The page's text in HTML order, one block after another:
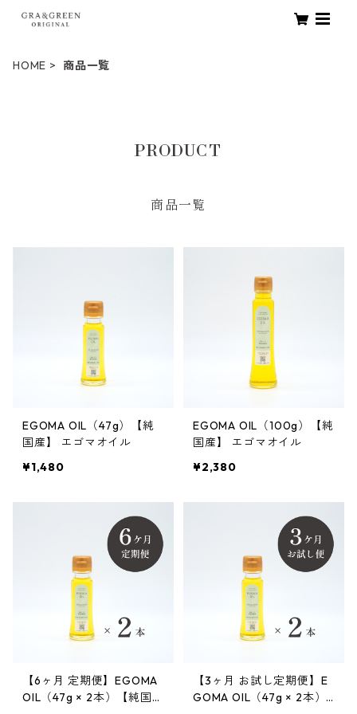
HOME 商品一覧
PRODUCT
商品一覧
EGOMA OIL（47g）【純
国産】 エゴマオイル
¥1,480
EGOMA OIL（100g）【純
国産】 エゴマオイル
¥2,380
【6ヶ月 定期便】EGOMA
OIL（47g × 2本）【純国
【3ヶ月 お試し定期便】E
GOMA OIL（47g × 2本）